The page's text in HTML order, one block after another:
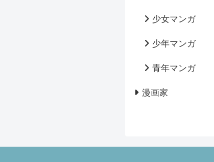
少女マンガ
少年マンガ
青年マンガ
漫画家